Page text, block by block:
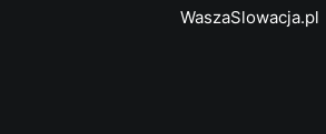
WaszaSlowacja.pl